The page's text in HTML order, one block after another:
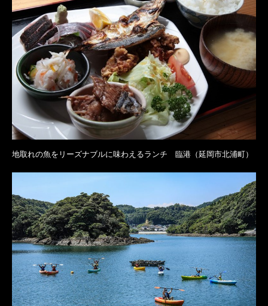
地取れの魚をリーズナブルに味わえるランチ 臨港（延岡市北浦町）